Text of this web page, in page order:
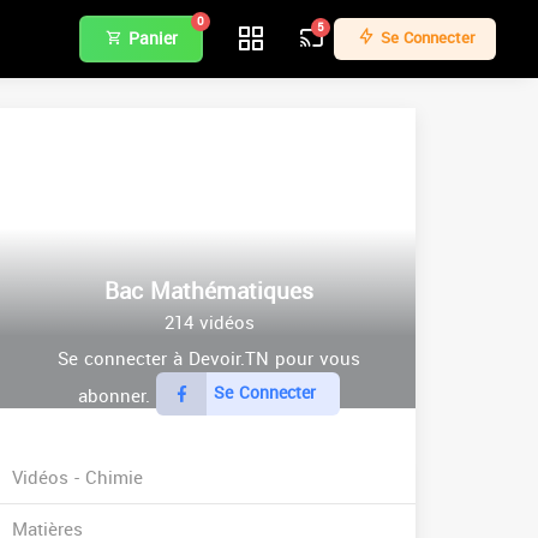
Panier
0 5 Se Connecter
Bac Mathématiques
214 vidéos
Se connecter à Devoir.TN pour vous
abonner.
Se Connecter
Vidéos - Chimie
Matières